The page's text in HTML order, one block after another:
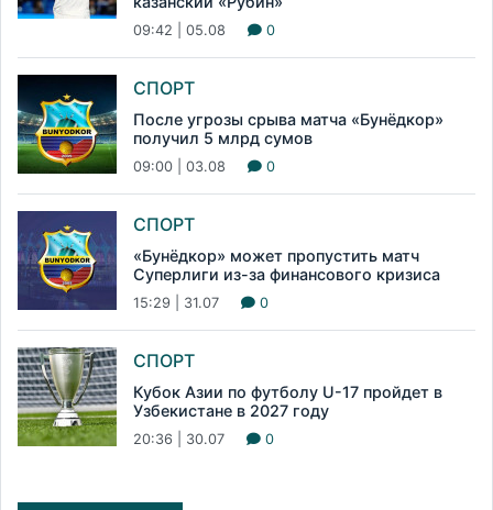
09:42 | 05.08 0
СПОРТ
После угрозы срыва матча «Бунёдкор»
получил 5 млрд сумов
09:00 | 03.08 0
СПОРТ
«Бунёдкор» может пропустить матч
Суперлиги из-за финансового кризиса
15:29 | 31.07 0
СПОРТ
Кубок Азии по футболу U-17 пройдет в
Узбекистане в 2027 году
20:36 | 30.07 0